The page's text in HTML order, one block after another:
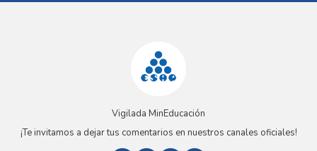
Vigilada MinEducación
¡Te invitamos a dejar tus comentarios en nuestros canales oficiales!